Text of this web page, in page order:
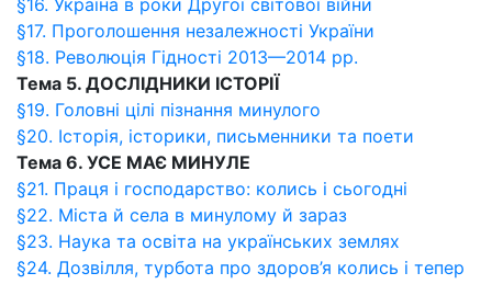
§16. Україна в роки Другої світової війни
§17. Проголошення незалежності України
§18. Революція Гідності 2013—2014 рр.
Тема 5. ДОСЛІДНИКИ ІСТОРІЇ
§19. Головні цілі пізнання минулого
§20. Історія, історики, письменники та поети
Тема 6. УСЕ МАЄ МИНУЛЕ
§21. Праця і господарство: колись і сьогодні
§22. Міста й села в минулому й зараз
§23. Наука та освіта на українських землях
§24. Дозвілля, турбота про здоров’я колись і тепер